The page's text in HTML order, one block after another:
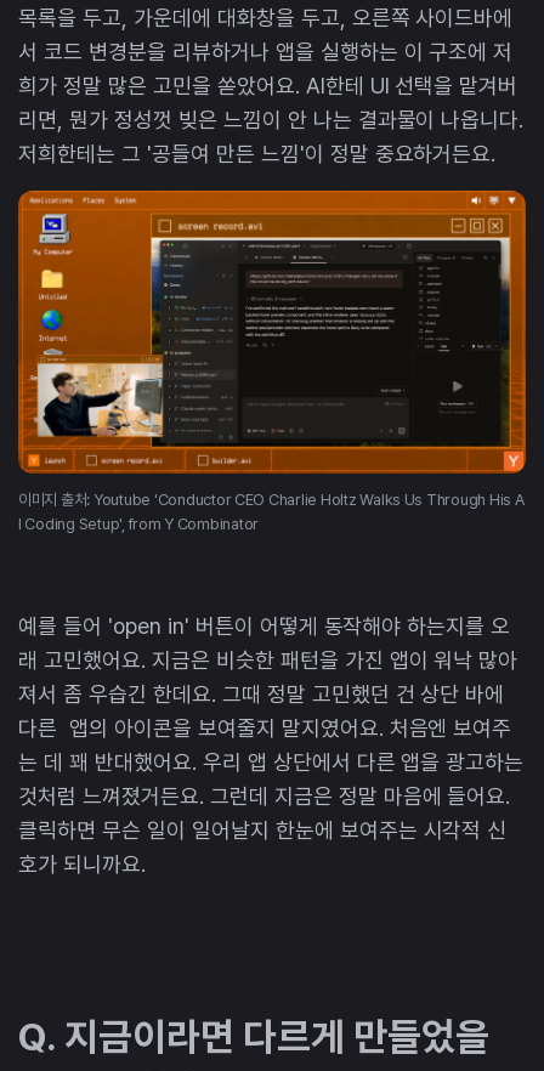
목록을 두고, 가운데에 대화창을 두고, 오른쪽 사이드바에
서 코드 변경분을 리뷰하거나 앱을 실행하는 이 구조에 저
희가 정말 많은 고민을 쏟았어요. AI한테 UI 선택을 맡겨버
리면, 뭔가 정성껏 빚은 느낌이 안 나는 결과물이 나옵니다.
저희한테는 그 '공들여 만든 느낌'이 정말 중요하거든요.
이미지 출처: Youtube 'Conductor CEO Charlie Holtz Walks Us Through His A
I Coding Setup', from Y Combinator
예를 들어 'open in' 버튼이 어떻게 동작해야 하는지를 오
래 고민했어요. 지금은 비슷한 패턴을 가진 앱이 워낙 많아
져서 좀 우습긴 한데요. 그때 정말 고민했던 건 상단 바에
다른 앱의 아이콘을 보여줄지 말지였어요. 처음엔 보여주
는 데 꽤 반대했어요. 우리 앱 상단에서 다른 앱을 광고하는
것처럼 느껴졌거든요. 그런데 지금은 정말 마음에 들어요.
클릭하면 무슨 일이 일어날지 한눈에 보여주는 시각적 신
호가 되니까요.
Q. 지금이라면 다르게 만들었을